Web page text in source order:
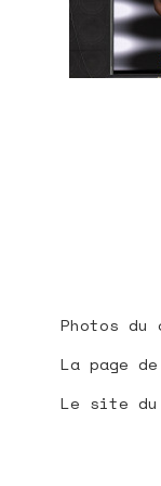
Photos
La page
Le site